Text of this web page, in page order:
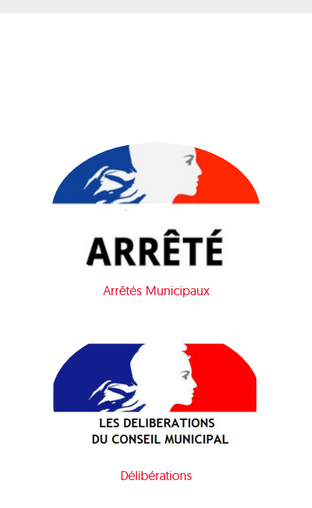
Arrêtés Municipaux
Délibérations